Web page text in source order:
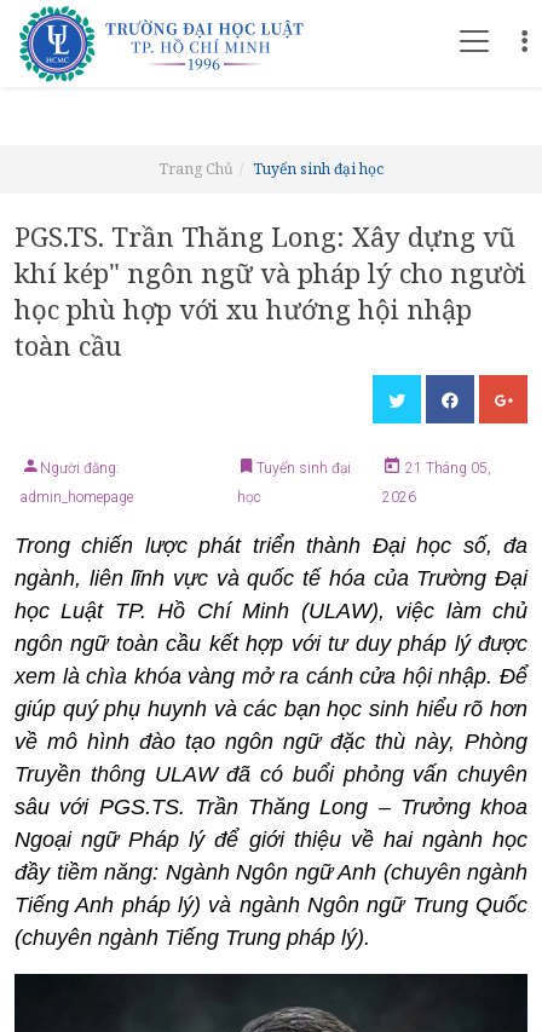
Trang Chủ Tuyển sinh đại học
PGS.TS. Trần Thăng Long: Xây dựng vũ
khí kép" ngôn ngữ và pháp lý cho người
học phù hợp với xu hướng hội nhập
toàn cầu
Người đăng:
admin_homepage
Tuyển sinh đại
học
21 Tháng 05,
2026
Trong chiến lược phát triển thành Đại học số, đa
ngành, liên lĩnh vực và quốc tế hóa của Trường Đại
học Luật TP. Hồ Chí Minh (ULAW), việc làm chủ
ngôn ngữ toàn cầu kết hợp với tư duy pháp lý được
xem là chìa khóa vàng mở ra cánh cửa hội nhập. Để
giúp quý phụ huynh và các bạn học sinh hiểu rõ hơn
về mô hình đào tạo ngôn ngữ đặc thù này, Phòng
Truyền thông ULAW đã có buổi phỏng vấn chuyên
sâu với PGS.TS. Trần Thăng Long – Trưởng khoa
Ngoại ngữ Pháp lý để giới thiệu về hai ngành học
đầy tiềm năng: Ngành Ngôn ngữ Anh (chuyên ngành
Tiếng Anh pháp lý) và ngành Ngôn ngữ Trung Quốc
(chuyên ngành Tiếng Trung pháp lý).